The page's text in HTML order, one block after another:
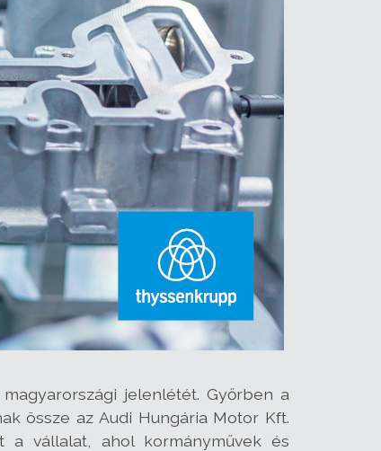
jelenlétét. Győrben a
össze az Audi Hungária Motor Kft.
a vállalat, ahol kormányművek és